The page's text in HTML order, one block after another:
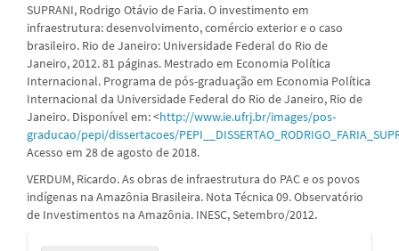
SUPRANI, Rodrigo Otávio de Faria. O investimento em
infraestrutura: desenvolvimento, comércio exterior e o caso
brasileiro. Rio de Janeiro: Universidade Federal do Rio de
Janeiro, 2012. 81 páginas. Mestrado em Economia Política
Internacional. Programa de pós-graduação em Economia Política
Internacional da Universidade Federal do Rio de Janeiro, Rio de
Janeiro. Disponível em: <http://www.ie.ufrj.br/images/pos-
graducao/pepi/dissertacoes/
Acesso em 28 de agosto de 2018.
VERDUM, Ricardo. As obras de infraestrutura do PAC e os povos
indígenas na Amazônia Brasileira. Nota Técnica 09. Observatório
de Investimentos na Amazônia. INESC, Setembro/2012.